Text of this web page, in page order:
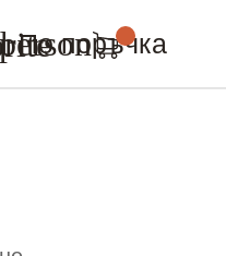
По поръчка
person